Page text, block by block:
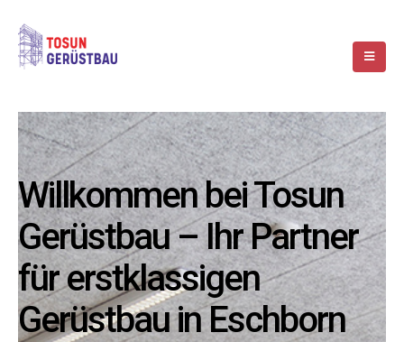
Willkommen bei Tosun
Gerüstbau – Ihr Partner
für erstklassigen
Gerüstbau in Eschborn